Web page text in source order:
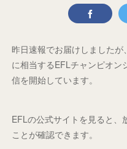
昨日速報でお届けしました
に相当するEFLチャンピオン
信を開始しています。
EFLの公式サイトを見ると、
ことが確認できます。